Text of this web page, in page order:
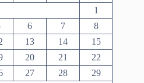
1
6 7
8
13 14
15
20 21
22
27 28
29